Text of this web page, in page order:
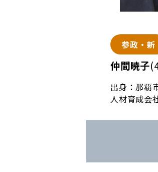
参政・新
仲間暁子
出身：那覇
人材育成会